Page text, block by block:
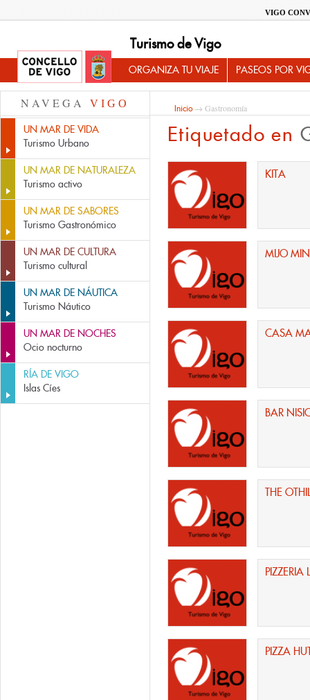
VIGO
Turismo de Vigo
ORGANIZA TU VIAJE PASEOS POR
NAVEGA VIGO
UN MAR DE VIDA
Turismo Urbano
UN MAR DE NATURALEZA
Turismo activo
UN MAR DE SABORES
Turismo Gastronómico
UN MAR DE CULTURA
Turismo cultural
UN MAR DE NÁUTICA
Turismo Náutico
UN MAR DE NOCHES
Ocio nocturno
RÍA DE VIGO
Islas Cíes
Inicio→ Gastronomía
Etiquetado en
KITA
MIJO
CASA
BAR
THE
PIZZA